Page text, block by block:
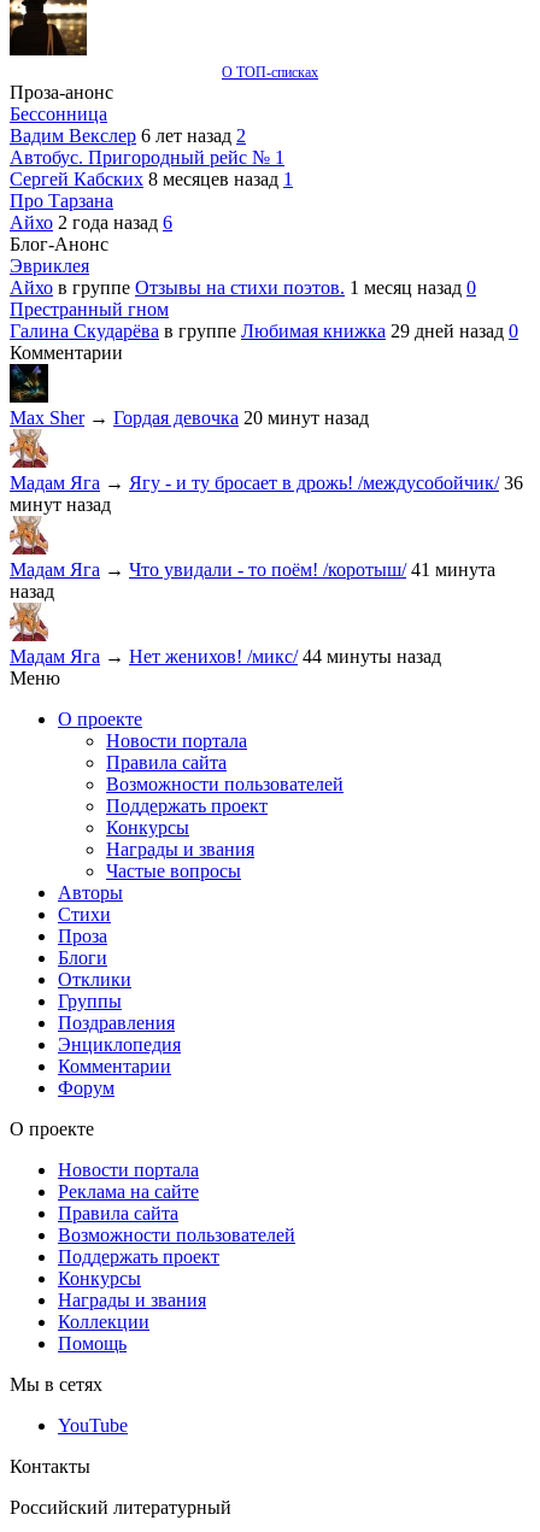
О ТОП-списках
Проза-анонс
Бессонница
Вадим Векслер 6 лет назад 2
Автобус. Пригородный рейс № 1
Сергей Кабских 8 месяцев назад 1
Про Тарзана
Айхо 2 года назад 6
Блог-Анонс
Эвриклея
Айхо в группе Отзывы на стихи поэтов. 1 месяц назад 0
Престранный гном
Галина Скударёва в группе Любимая книжка 29 дней назад 0
Комментарии
Max Sher→ Гордая девочка 20 минут назад
Мадам Яга → Ягу - и ту бросает в дрожь! /междусобойчик/ 36
минут назад
Мадам Яга → Что увидали - то поём! /коротыш/ 41 минута
назад
Мадам Яга → Нет женихов! /микс/ 44 минуты назад
Меню
О проекте
Новости портала
Правила сайта
Возможности пользователей
Поддержать проект
Конкурсы
Награды и звания
Частые вопросы
Авторы
Стихи
Проза
Блоги
Отклики
Группы
Поздравления
Энциклопедия
Комментарии
Форум
О проекте
Новости портала
Реклама на сайте
Правила сайта
Возможности пользователей
Поддержать проект
Конкурсы
Награды и звания
Коллекции
Помощь
Мы в сетях
YouTube
Контакты
Российский литературный